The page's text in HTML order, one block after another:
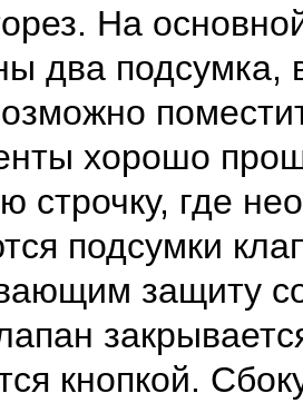
На
два подсумка,
хорошо
строчку, где
подсумки
защиту
кнопкой.